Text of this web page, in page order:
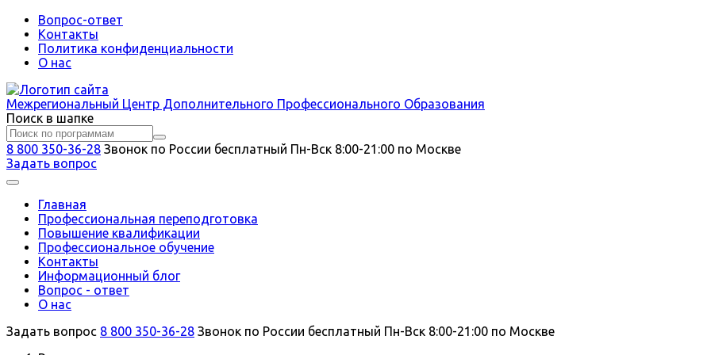
Вопрос-ответ
Контакты
Политика конфиденциальности
О нас
Межрегиональный Центр Дополнительного Профессионального Образования
Поиск в шапке
8 800 350-36-28 Звонок по России бесплатный Пн-Вск 8:00-21:00 по Москве
Задать вопрос
Главная
Профессиональная переподготовка
Повышение квалификации
Профессиональное обучение
Контакты
Информационный блог
Вопрос - ответ
О нас
Задать вопрос 8 800 350-36-28 Звонок по России бесплатный Пн-Вск 8:00-21:00 по Москве